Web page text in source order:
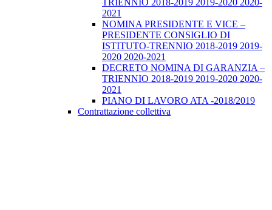
TRIENNIO 2018-2019 2019-2020 2020-
2021
NOMINA PRESIDENTE E VICE –
PRESIDENTE CONSIGLIO DI
ISTITUTO-TRENNIO 2018-2019 2019-
2020 2020-2021
DECRETO NOMINA DI GARANZIA –
TRIENNIO 2018-2019 2019-2020 2020-
2021
PIANO DI LAVORO ATA -2018/2019
Contrattazione collettiva